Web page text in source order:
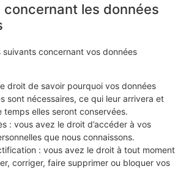
concernant les données
suivants concernant vos données
droit de savoir pourquoi vos données
sont nécessaires, ce qui leur arrivera et
temps elles seront conservées.
: vous avez le droit d’accéder à vos
que nous connaissons.
: vous avez le droit à tout moment
corriger, faire supprimer ou bloquer vos